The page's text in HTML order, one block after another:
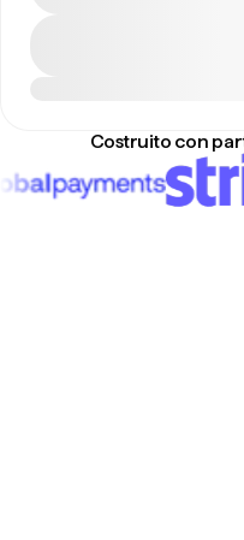
Costruito con